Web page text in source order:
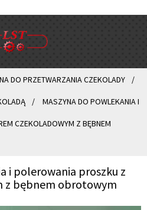
DO PRZETWARZANIA CZEKOLADY
MASZYNA DO POWLEKANIA I
CZEKOLADOWYM Z BĘBNEM
i polerowania proszku z
z bębnem obrotowym